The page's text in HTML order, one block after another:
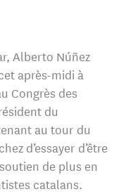
Alberto Núñez
après-midi à
Congrès des
du
au tour du
d’essayer d’être
de plus en
catalans.